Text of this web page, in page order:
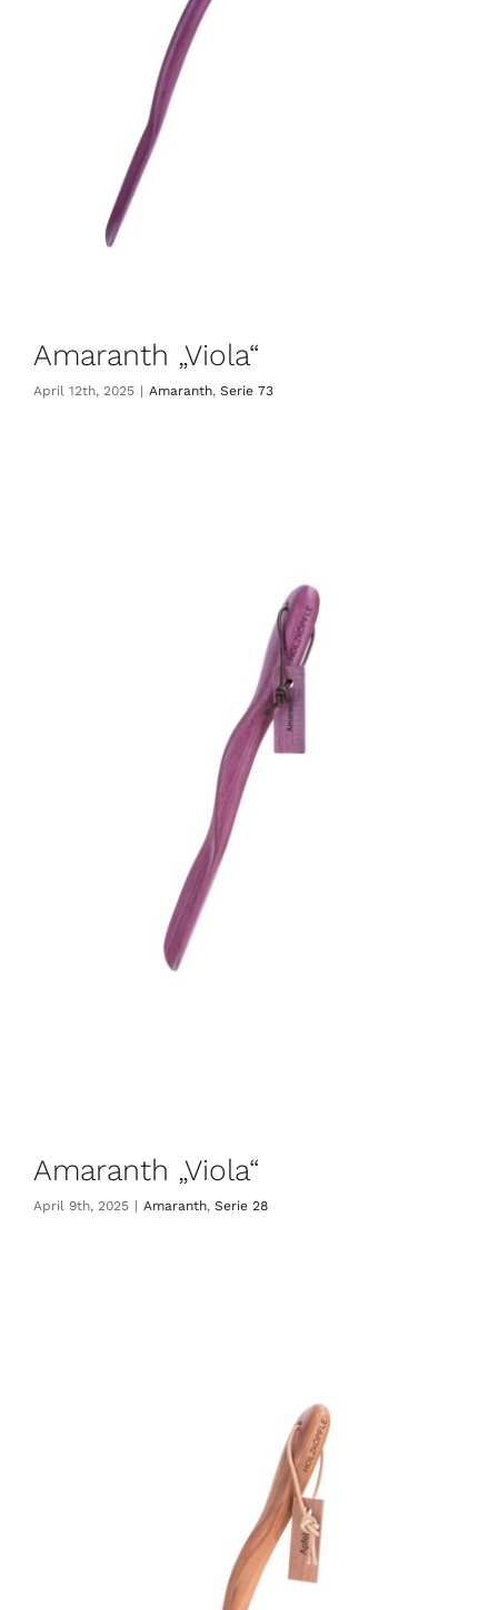
Amaranth „Viola“
April 12th, 2025 | Amaranth, Serie 73
Amaranth „Viola“
April 9th, 2025 | Amaranth, Serie 28